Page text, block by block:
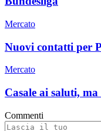
Mercato
Nuovi contatti per
Mercato
Casale ai saluti,
Commenti